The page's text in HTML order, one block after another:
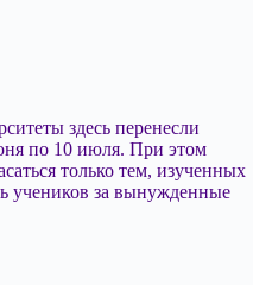
здесь перенесли
по 10 июля. При этом
только тем, изученных
учеников за вынужденные